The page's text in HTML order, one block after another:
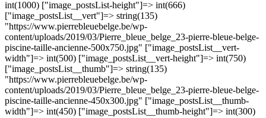
int(1000) ["image_postsList-height"]=> int(666)
["image_postsList__vert"]=> string(135)
"https://www.pierrebleuebelge.be/wp-
content/uploads/2019/03/Pierre_bleue_belge_23-pierre-bleue-belge-
piscine-taille-ancienne-500x750.jpg" ["image_postsList__vert-
width"]=> int(500) ["image_postsList__vert-height"]=> int(750)
["image_postsList__thumb"]=> string(135)
"https://www.pierrebleuebelge.be/wp-
content/uploads/2019/03/Pierre_bleue_belge_23-pierre-bleue-belge-
piscine-taille-ancienne-450x300.jpg" ["image_postsList__thumb-
width"]=> int(450) ["image_postsList__thumb-height"]=> int(300)